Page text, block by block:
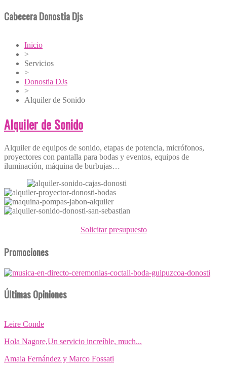
Cabecera Donostia Djs
Inicio
>
Servicios
>
Donostia DJs
>
Alquiler de Sonido
Alquiler de Sonido
Alquiler de equipos de sonido, etapas de potencia, micrófonos,
proyectores con pantalla para bodas y eventos, equipos de
iluminación, máquina de burbujas…
Solicitar presupuesto
Promociones
Últimas Opiniones
Leire Conde
Hola Nagore,Un servicio increíble, much...
Amaia Fernández y Marco Fossati